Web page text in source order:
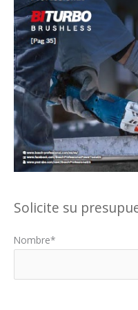
Solicite su
Nombre*